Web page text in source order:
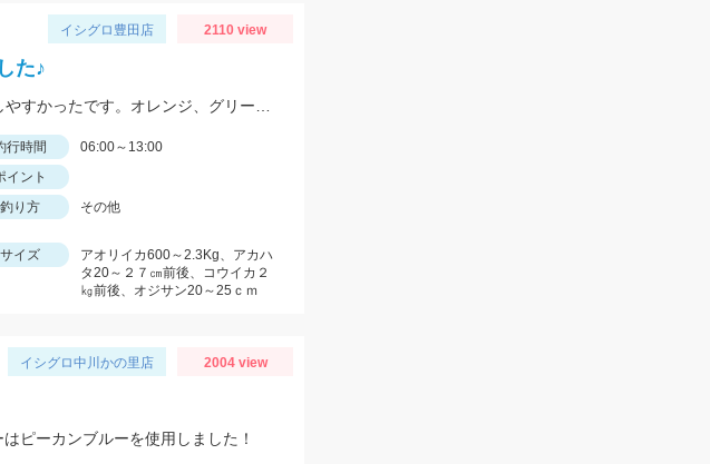
イシグロ豊田店 2110 view
た♪
行時間
06:00～13:00
イント
釣り方 その他
サイズ
アオリイカ600～2.3Kg、アカハ
タ20～２７㎝前後、コウイカ２
㎏前後、オジサン20～25ｃｍ
イシグロ中川かの里店 2004 view
ピーカンブルーを使用しました！